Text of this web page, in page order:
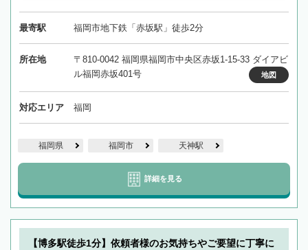
最寄駅 福岡市地下鉄「赤坂駅」徒歩2分
所在地
〒810-0042 福岡県福岡市中央区赤坂1-15-33 ダイアビ
ル福岡赤坂401号
地図
対応エリア 福岡
福岡県 福岡市 天神駅
詳細を見る
【博多駅徒歩1分】依頼者様のお気持ちやご要望に丁寧に